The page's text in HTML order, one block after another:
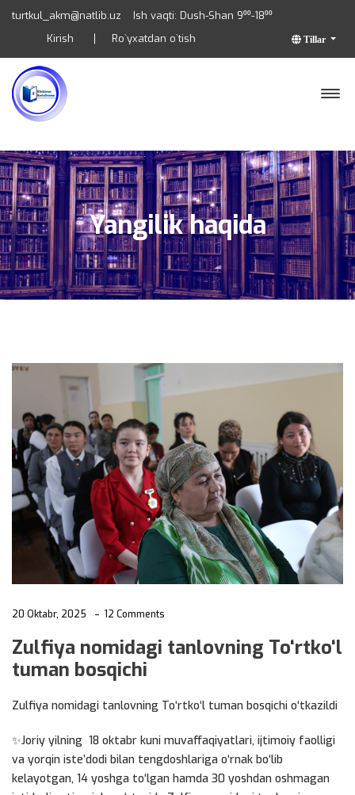
turtkul_akm@natlib.uz Ish vaqti: Dush-Shan 9⁰⁰-18⁰⁰
Tillar
Kirish Ro`yxatdan o`tish
Yangilik haqida
20 Oktabr, 2025 12 Comments
Zulfiya nomidagi tanlovning To‘rtko‘l
tuman bosqichi
Zulfiya nomidagi tanlovning To‘rtko‘l tuman bosqichi o‘tkazildi
✨Joriy yilning 18 oktabr kuni muvaffaqiyatlari, ijtimoiy faolligi
va yorqin iste’dodi bilan tengdoshlariga o‘rnak bo‘lib
kelayotgan, 14 yoshga to‘lgan hamda 30 yoshdan oshmagan